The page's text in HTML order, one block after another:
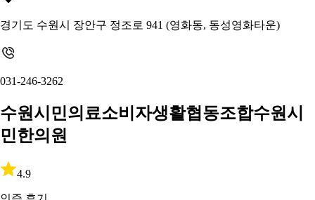
경기도 수원시 장안구 정조로 941 (영화동, 동성영화타운)
031-246-3262
수원시민의료소비자생활협동조합수원시
민한의원
4.9